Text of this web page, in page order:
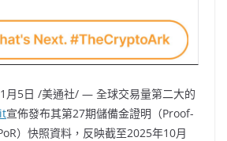
月5日 /美通社/ — 全球交易量第二大的
宣佈發布其第27期儲備金證明（Proof-
）快照資料，反映截至2025年10月